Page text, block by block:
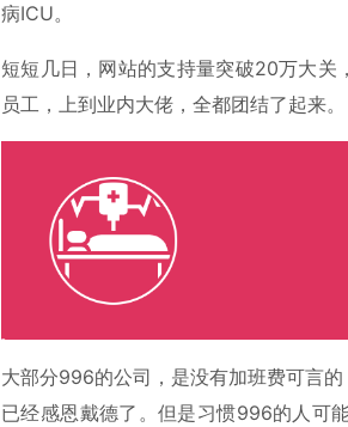
病ICU。
短短几日，网站的支持量突破20万大关
员工，上到业内大佬，全都团结了起来。
大部分996的公司，是没有加班费可言
已经感恩戴德了。但是习惯996的人可